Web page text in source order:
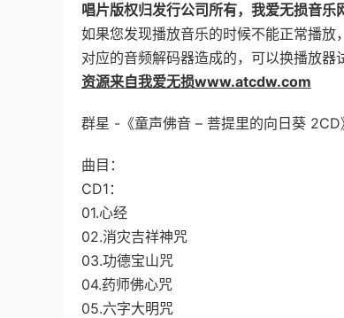
唱片版权归发行公司所有，我爱无损音乐
如果您发现播放音乐的时候不能正常播
对应的音频解码器造成的，可以换播放
资源来自我爱无损www.atcdw.com
群星 -《童声佛音 – 菩提里的向日葵 2CD
曲目：
CD1：
01.心经
02.消灾吉祥神咒
03.功德宝山咒
04.药师佛心咒
05.六字大明咒